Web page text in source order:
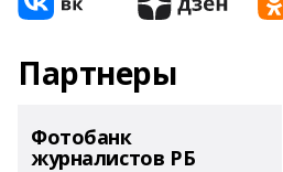
Партнеры
Фотобанк
журналистов РБ